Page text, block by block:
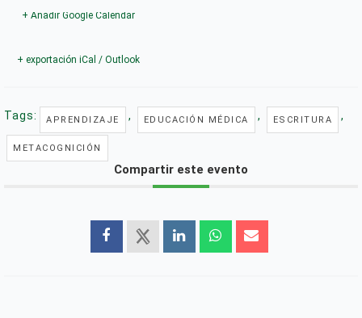
+ Añadir Google Calendar
+ exportación iCal / Outlook
Tags: APRENDIZAJE , EDUCACIÓN MÉDICA , ESCRITURA ,
METACOGNICIÓN
Compartir este evento